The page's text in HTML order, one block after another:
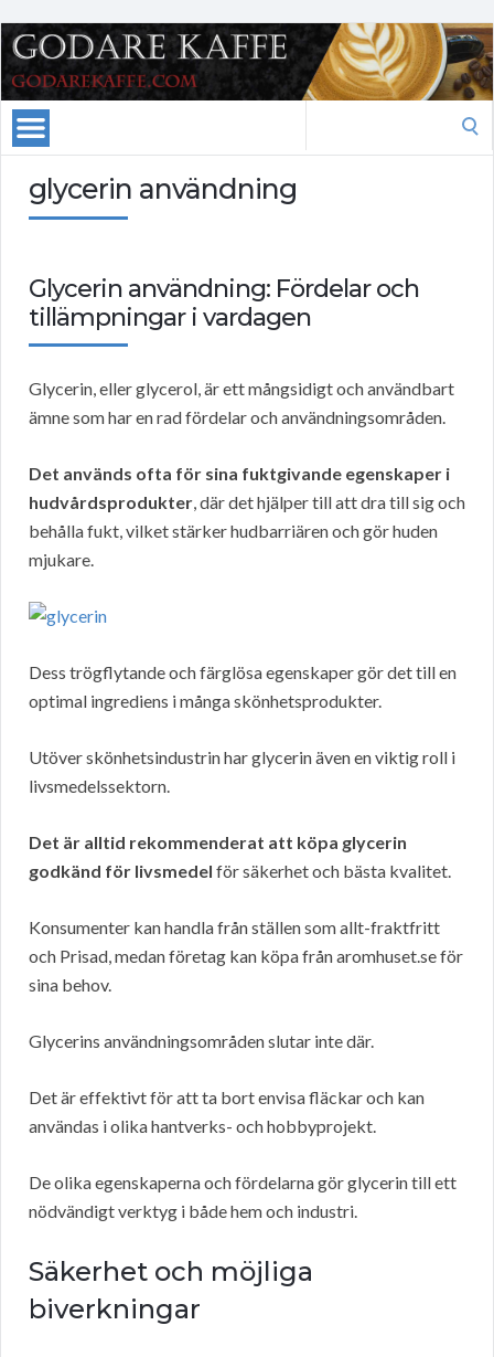
glycerin användning
Glycerin användning: Fördelar och
tillämpningar i vardagen
Glycerin, eller glycerol, är ett mångsidigt och användbart
ämne som har en rad fördelar och användningsområden.
Det används ofta för sina fuktgivande egenskaper i
hudvårdsprodukter, där det hjälper till att dra till sig och
behålla fukt, vilket stärker hudbarriären och gör huden
mjukare.
Dess trögflytande och färglösa egenskaper gör det till en
optimal ingrediens i många skönhetsprodukter.
Utöver skönhetsindustrin har glycerin även en viktig roll i
livsmedelssektorn.
Det är alltid rekommenderat att köpa glycerin
godkänd för livsmedel för säkerhet och bästa kvalitet.
Konsumenter kan handla från ställen som allt-fraktfritt
och Prisad, medan företag kan köpa från aromhuset.se för
sina behov.
Glycerins användningsområden slutar inte där.
Det är effektivt för att ta bort envisa fläckar och kan
användas i olika hantverks- och hobbyprojekt.
De olika egenskaperna och fördelarna gör glycerin till ett
nödvändigt verktyg i både hem och industri.
Säkerhet och möjliga
biverkningar